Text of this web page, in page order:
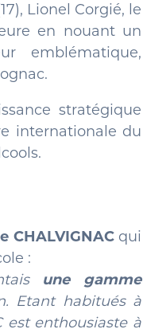
Lionel Corgié, le
en nouant un
emblématique,
stratégique
internationale du
CHALVIGNACqui
:
une gamme
Etant habitués à
est enthousiaste à